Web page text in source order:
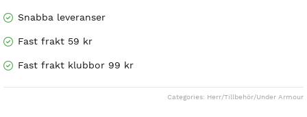
Snabba leveranser
Fast frakt 59 kr
Fast frakt klubbor 99 kr
Categories: Herr/Tillbehör/Under Armour